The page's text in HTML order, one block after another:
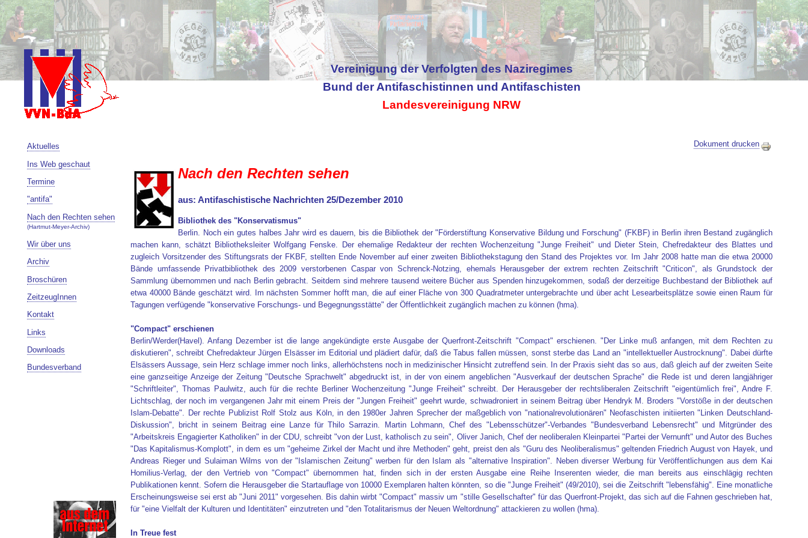
Vereinigung der Verfolgten des Naziregimes
Bund der Antifaschistinnen und Antifaschisten
Landesvereinigung NRW
Aktuelles
Ins Web geschaut
Termine
"antifa"
Nach den Rechten sehen
(Hartmut-Meyer-Archiv)
Wir über uns
Archiv
Broschüren
ZeitzeugInnen
Kontakt
Links
Downloads
Bundesverband
Dokument drucken
Nach den Rechten sehen
aus: Antifaschistische Nachrichten 25/Dezember 2010
Bibliothek des "Konservatismus"
Berlin. Noch ein gutes halbes Jahr wird es dauern, bis die Bibliothek der "Förderstiftung Konservative Bildung und Forschung" (FKBF) in Berlin ihren Bestand zugänglich
machen kann, schätzt Bibliotheksleiter Wolfgang Fenske. Der ehemalige Redakteur der rechten Wochenzeitung "Junge Freiheit" und Dieter Stein, Chefredakteur des Blattes und
zugleich Vorsitzender des Stiftungsrats der FKBF, stellten Ende November auf einer zweiten Bibliothekstagung den Stand des Projektes vor. Im Jahr 2008 hatte man die etwa 20000
Bände umfassende Privatbibliothek des 2009 verstorbenen Caspar von Schrenck-Notzing, ehemals Herausgeber der extrem rechten Zeitschrift "Criticon", als Grundstock der
Sammlung übernommen und nach Berlin gebracht. Seitdem sind mehrere tausend weitere Bücher aus Spenden hinzugekommen, sodaß der derzeitige Buchbestand der Bibliothek auf
etwa 40000 Bände geschätzt wird. Im nächsten Sommer hofft man, die auf einer Fläche von 300 Quadratmeter untergebrachte und über acht Lesearbeitsplätze sowie einen Raum für
Tagungen verfügende "konservative Forschungs- und Begegnungsstätte" der Öffentlichkeit zugänglich machen zu können (hma).
"Compact" erschienen
Berlin/Werder(Havel). Anfang Dezember ist die lange angekündigte erste Ausgabe der Querfront-Zeitschrift "Compact" erschienen. "Der Linke muß anfangen, mit dem Rechten zu
diskutieren", schreibt Chefredakteur Jürgen Elsässer im Editorial und plädiert dafür, daß die Tabus fallen müssen, sonst sterbe das Land an "intellektueller Austrocknung". Dabei dürfte
Elsässers Aussage, sein Herz schlage immer noch links, allerhöchstens noch in medizinischer Hinsicht zutreffend sein. In der Praxis sieht das so aus, daß gleich auf der zweiten Seite
eine ganzseitige Anzeige der Zeitung "Deutsche Sprachwelt" abgedruckt ist, in der von einem angeblichen "Ausverkauf der deutschen Sprache" die Rede ist und deren langjähriger
"Schriftleiter", Thomas Paulwitz, auch für die rechte Berliner Wochenzeitung "Junge Freiheit" schreibt. Der Herausgeber der rechtsliberalen Zeitschrift "eigentümlich frei", Andre F.
Lichtschlag, der noch im vergangenen Jahr mit einem Preis der "Jungen Freiheit" geehrt wurde, schwadroniert in seinem Beitrag über Hendryk M. Broders "Vorstöße in der deutschen
Islam-Debatte". Der rechte Publizist Rolf Stolz aus Köln, in den 1980er Jahren Sprecher der maßgeblich von "nationalrevolutionären" Neofaschisten initiierten "Linken Deutschland-
Diskussion", bricht in seinem Beitrag eine Lanze für Thilo Sarrazin. Martin Lohmann, Chef des "Lebensschützer"-Verbandes "Bundesverband Lebensrecht" und Mitgründer des
"Arbeitskreis Engagierter Katholiken" in der CDU, schreibt "von der Lust, katholisch zu sein", Oliver Janich, Chef der neoliberalen Kleinpartei "Partei der Vernunft" und Autor des Buches
"Das Kapitalismus-Komplott", in dem es um "geheime Zirkel der Macht und ihre Methoden" geht, preist den als "Guru des Neoliberalismus" geltenden Friedrich August von Hayek, und
Andreas Rieger und Sulaiman Wilms von der "Islamischen Zeitung" werben für den Islam als "alternative Inspiration". Neben diverser Werbung für Veröffentlichungen aus dem Kai
Homilius-Verlag, der den Vertrieb von "Compact" übernommen hat, finden sich in der ersten Ausgabe eine Reihe Inserenten wieder, die man bereits aus einschlägig rechten
Publikationen kennt. Sofern die Herausgeber die Startauflage von 10000 Exemplaren halten könnten, so die "Junge Freiheit" (49/2010), sei die Zeitschrift "lebensfähig". Eine monatliche
Erscheinungsweise sei erst ab "Juni 2011" vorgesehen. Bis dahin wirbt "Compact" massiv um "stille Gesellschafter" für das Querfront-Projekt, das sich auf die Fahnen geschrieben hat,
für "eine Vielfalt der Kulturen und Identitäten" einzutreten und "den Totalitarismus der Neuen Weltordnung" attackieren zu wollen (hma).
In Treue fest